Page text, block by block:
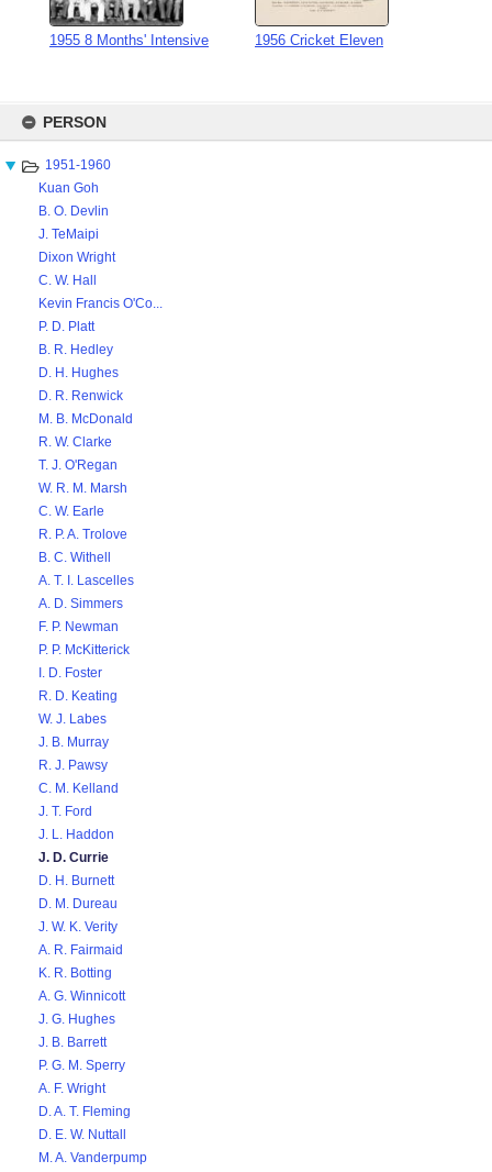
content
PERSON
1951-1960
Kuan Goh
B. O. Devlin
J. TeMaipi
Dixon Wright
C. W. Hall
Kevin Francis O'Co...
P. D. Platt
B. R. Hedley
D. H. Hughes
D. R. Renwick
M. B. McDonald
R. W. Clarke
T. J. O'Regan
W. R. M. Marsh
C. W. Earle
R. P. A. Trolove
B. C. Withell
A. T. I. Lascelles
A. D. Simmers
F. P. Newman
P. P. McKitterick
I. D. Foster
R. D. Keating
W. J. Labes
J. B. Murray
R. J. Pawsy
C. M. Kelland
J. T. Ford
J. L. Haddon
J. D. Currie
D. H. Burnett
D. M. Dureau
J. W. K. Verity
A. R. Fairmaid
K. R. Botting
A. G. Winnicott
J. G. Hughes
J. B. Barrett
P. G. M. Sperry
A. F. Wright
D. A. T. Fleming
D. E. W. Nuttall
M. A. Vanderpump
1955 8 Months' Intensive 1956 Cricket Eleven